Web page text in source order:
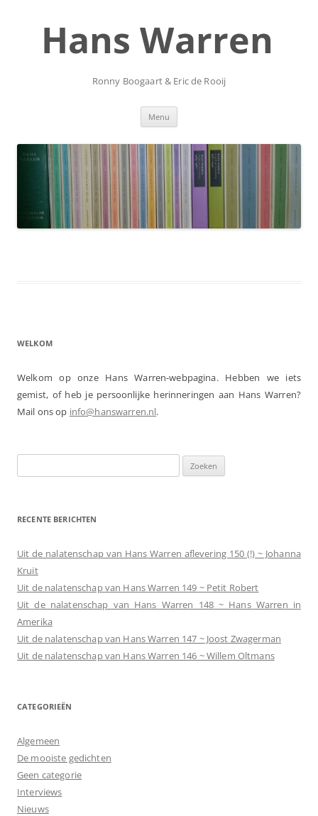
inhoudHans Warren
Ronny Boogaart & Eric de Rooij
Menu
WELKOM
Welkom op onze Hans Warren-webpagina. Hebben we iets
gemist, of heb je persoonlijke herinneringen aan Hans Warren?
Mail ons op info@hanswarren.nl.
naar:
RECENTE BERICHTEN
Uit de nalatenschap van Hans Warren aflevering 150 (!) ~ Johanna
Kruit
Uit de nalatenschap van Hans Warren 149 ~ Petit Robert
Uit de nalatenschap van Hans Warren 148 ~ Hans Warren in
Amerika
Uit de nalatenschap van Hans Warren 147 ~ Joost Zwagerman
Uit de nalatenschap van Hans Warren 146 ~ Willem Oltmans
CATEGORIEËN
Algemeen
De mooiste gedichten
Geen categorie
Interviews
Nieuws